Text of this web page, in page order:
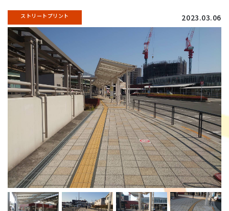
ストリートプリント 2023.03.06